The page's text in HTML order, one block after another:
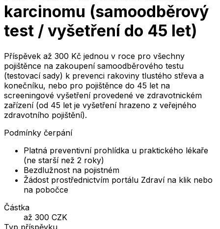
karcinomu (samoodběrový
test / vyšetření do 45 let)
Příspěvek až 300 Kč jednou v roce pro všechny
pojištěnce na zakoupení samoodběrového testu
(testovací sady) k prevenci rakoviny tlustého střeva a
konečníku, nebo pro pojištěnce do 45 let na
screeningové vyšetření provedené ve zdravotnickém
zařízení (od 45 let je vyšetření hrazeno z veřejného
zdravotního pojištění).
Podmínky čerpání
Platná preventivní prohlídka u praktického lékaře
(ne starší než 2 roky)
Bezdlužnost na pojistném
Žádost prostřednictvím portálu Zdraví na klik nebo
na pobočce
Částka
až 300 CZK
Typ příspěvku